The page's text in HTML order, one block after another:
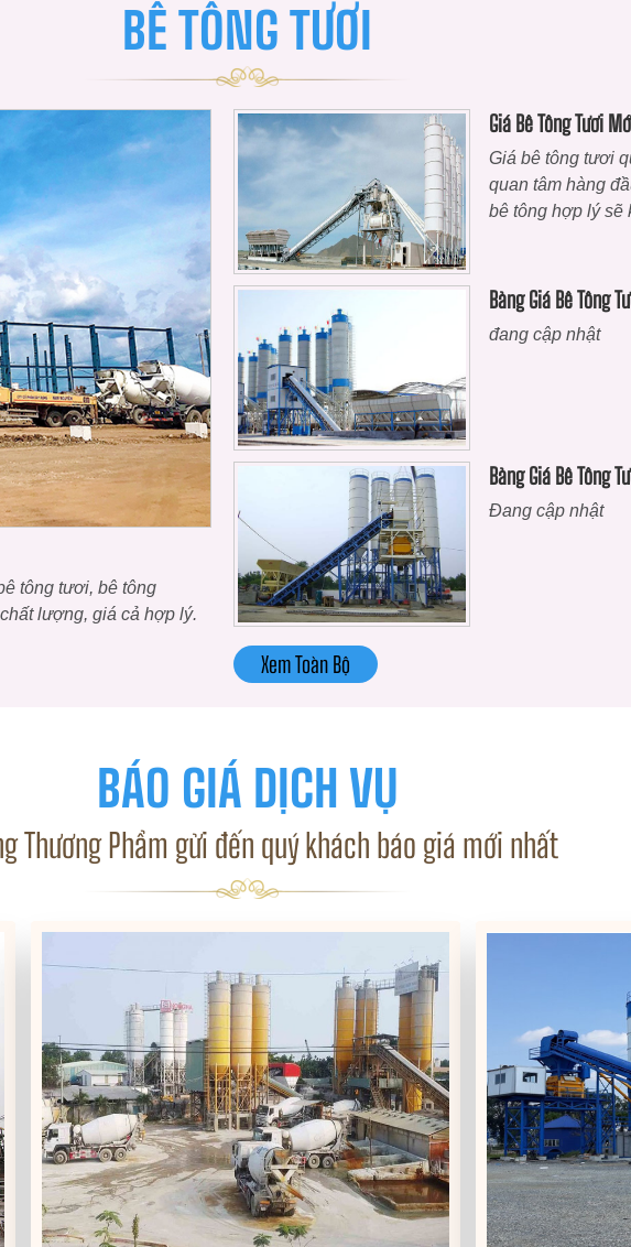
BÊ TÔNG TƯƠI
tông tươi, bê tông
lượng, giá cả hợp lý.
Giá Bê Tông Tươi
Giá bê tông tươi
quan tâm hàng
bê tông hợp lý sẽ
Bảng Giá Bê Tông
đang cập nhật
Bảng Giá Bê Tông
Đang cập nhật
Xem Toàn Bộ
BÁO GIÁ DỊCH VỤ
Thương Phẩm gửi đến quý khách báo giá mới nhất